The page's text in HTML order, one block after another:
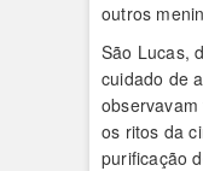
outros
São Lucas,
cuidado de
os ritos da
purificação